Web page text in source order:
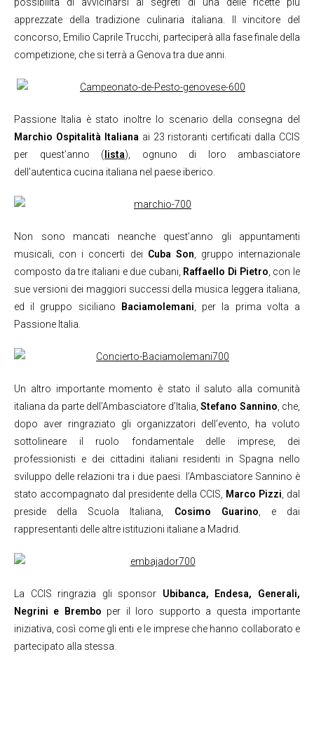
apprezzate della tradizione culinaria italiana. Il vincitore del
concorso, Emilio Caprile Trucchi, parteciperà alla fase finale della
competizione, che si terrà a Genova tra due anni.
Passione Italia è stato inoltre lo scenario della consegna del
Marchio Ospitalità Italiana ai 23 ristoranti certificati dalla CCIS
per quest’anno (lista), ognuno di loro ambasciatore
dell’autentica cucina italiana nel paese iberico.
Non sono mancati neanche quest’anno gli appuntamenti
musicali, con i concerti dei Cuba Son , gruppo internazionale
composto da tre italiani e due cubani, Raffaello Di Pietro , con le
sue versioni dei maggiori successi della musica leggera italiana,
ed il gruppo siciliano Baciamolemani , per la prima volta a
Passione Italia.
Un altro importante momento è stato il saluto alla comunità
italiana da parte dell’Ambasciatore d’Italia,Stefano Sannino , che,
dopo aver ringraziato gli organizzatori dell’evento, ha voluto
sottolineare il ruolo fondamentale delle imprese, dei
professionisti e dei cittadini italiani residenti in Spagna nello
sviluppo delle relazioni tra i due paesi. l’Ambasciatore Sannino è
stato accompagnato dal presidente della CCIS, Marco Pizzi , dal
preside della Scuola Italiana, Cosimo Guarino , e dai
rappresentanti delle altre istituzioni italiane a Madrid.
La CCIS ringrazia gli sponsor Ubibanca, Endesa, Generali,
Negrini e Brembo per il loro supporto a questa importante
iniziativa, così come gli enti e le imprese che hanno collaborato e
partecipato alla stessa.